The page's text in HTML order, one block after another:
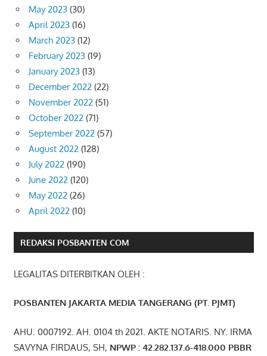
May 2023 (30)
April 2023 (16)
March 2023 (12)
February 2023 (19)
January 2023 (13)
December 2022 (22)
November 2022 (51)
October 2022 (71)
September 2022 (57)
August 2022 (128)
July 2022 (190)
June 2022 (120)
May 2022 (26)
April 2022 (10)
REDAKSI POSBANTEN COM
LEGALITAS DITERBITKAN OLEH :
POSBANTEN JAKARTA MEDIA TANGERANG (PT. PJMT)
AHU. 0007192. AH. 0104 th 2021. AKTE NOTARIS. NY. IRMA
SAVYNA FIRDAUS, SH, NPWP : 42. 282 .137.6-418.000 PBBR